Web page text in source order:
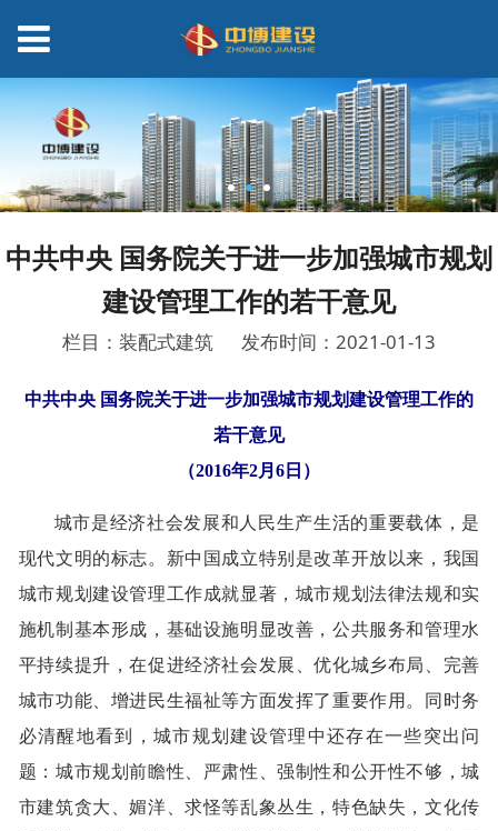
中共中央 国务院关于进一步加强城市规划
建设管理工作的若干意见
栏目：装配式建筑 发布时间：2021-01-13
中共中央 国务院关于进一步加强城市规划建设管理工作的
若干意见
（2016年2月6日）
城市是经济社会发展和人民生产生活的重要载体，是
现代文明的标志。新中国成立特别是改革开放以来，我国
城市规划建设管理工作成就显著，城市规划法律法规和实
施机制基本形成，基础设施明显改善，公共服务和管理水
平持续提升，在促进经济社会发展、优化城乡布局、完善
城市功能、增进民生福祉等方面发挥了重要作用。同时务
必清醒地看到，城市规划建设管理中还存在一些突出问
题：城市规划前瞻性、严肃性、强制性和公开性不够，城
市建筑贪大、媚洋、求怪等乱象丛生，特色缺失，文化传